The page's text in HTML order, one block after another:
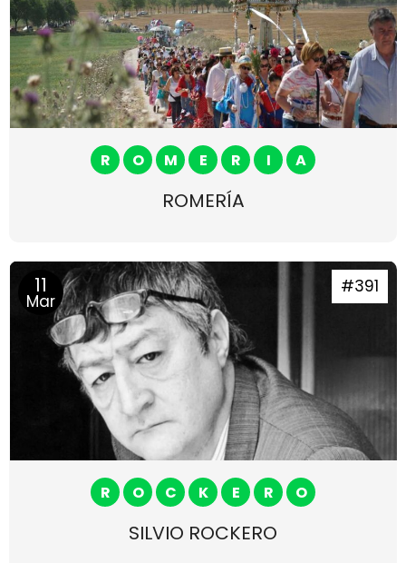
R O M E R I A
ROMERÍA
11
Mar
#391
R O C K E R O
SILVIO ROCKERO